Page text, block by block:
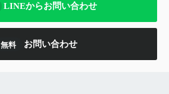
LINEからお問い合わせ
無料 お問い合わせ